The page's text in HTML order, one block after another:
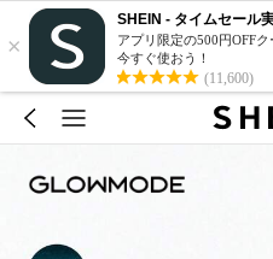
×
SHEIN - タイムセール
アプリ限定の500円OFFク
今すぐ使おう！
(11,600)